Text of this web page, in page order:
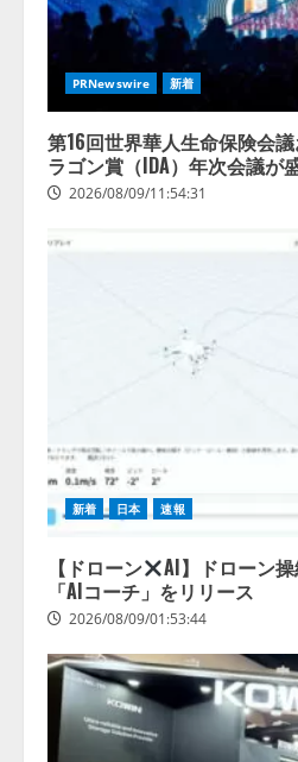
PRNewswire 新着
第16回世界華人生命保険会
ラゴン賞（IDA）年次会議が
2026/08/09/11:54:31
新着 日本 速報
【ドローン
AI】ドローン
「AIコーチ」をリリース
2026/08/09/01:53:44